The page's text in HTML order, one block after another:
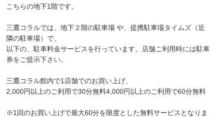
こちらの地下1階です。
三鷹コラルでは、地下２階の駐車場 や、提携駐車場タイムズ（近
隣の駐車場）で、
以下の、駐車料金サービスを行っています。店舗ご利用時には駐車
券をご提示下さい。
三鷹コラル館内で1店舗でのお買い上げ、
2,000円以上のご利用で30分無料4,000円以上のご利用で60分無料
※1回のお買い上げで最大60分を限度とした無料サービスとなりま